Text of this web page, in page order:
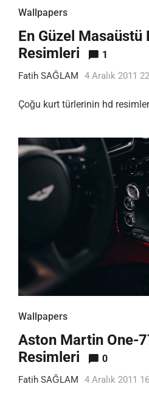
Wallpapers
En Güzel Masaüstü
Resimleri
1
Fatih SAĞLAM 4 Aralık 2011
Çoğu kurt türlerinin hd
Wallpapers
Aston Martin One-
Resimleri
0
Fatih SAĞLAM 4 Aralık 2011